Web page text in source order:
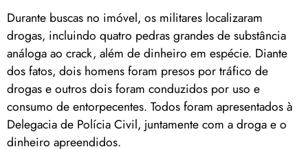
Durante buscas no imóvel, os militares localizaram
drogas, incluindo quatro pedras grandes de substância
análoga ao crack, além de dinheiro em espécie. Diante
dos fatos, dois homens foram presos por tráfico de
drogas e outros dois foram conduzidos por uso e
consumo de entorpecentes. Todos foram apresentados à
Delegacia de Polícia Civil, juntamente com a droga e o
dinheiro apreendidos.